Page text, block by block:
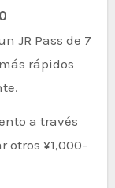
JR Pass de 7
rápidos
a través
otros ¥1,000–